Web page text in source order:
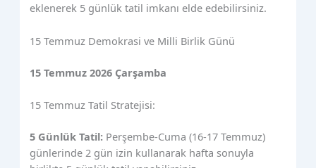
eklenerek 5 günlük tatil imkanı elde edebilirsiniz.
15 Temmuz Demokrasi ve Milli Birlik Günü
15 Temmuz 2026 Çarşamba
15 Temmuz Tatil Stratejisi:
5 Günlük Tatil: Perşembe-Cuma (16-17 Temmuz)
günlerinde 2 gün izin kullanarak hafta sonuyla